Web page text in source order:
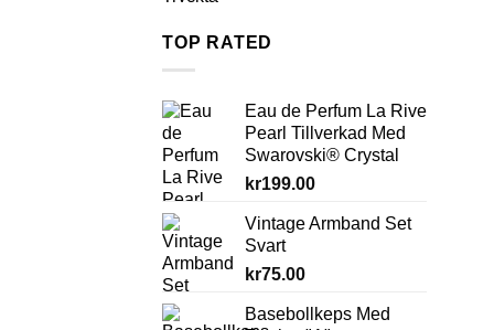
TOP RATED
Eau de Perfum La Rive
Pearl Tillverkad Med
Swarovski® Crystal
kr199.00
Vintage Armband Set
Svart
kr75.00
Basebollkeps Med